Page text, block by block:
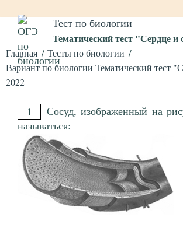
Тест по биологии
Тематический тест "Сердце и
Главная
Тесты по биологии
Вариант по биологии Тематический тест
2022
1
Сосуд, изображенный на
называться: